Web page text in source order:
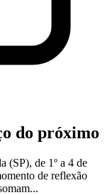
do próximo
(SP), de 1º a 4 de
de reflexão